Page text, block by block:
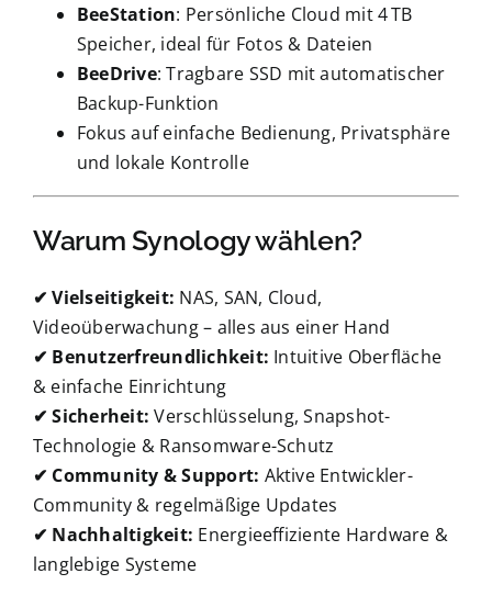
BeeStation: Persönliche Cloud mit 4 TB
Speicher, ideal für Fotos & Dateien
BeeDrive: Tragbare SSD mit automatischer
Backup-Funktion
Fokus auf einfache Bedienung, Privatsphäre
und lokale Kontrolle
Warum Synology wählen?
✔ Vielseitigkeit: NAS, SAN, Cloud,
Videoüberwachung – alles aus einer Hand
✔ Benutzerfreundlichkeit: Intuitive Oberfläche
& einfache Einrichtung
✔ Sicherheit: Verschlüsselung, Snapshot-
Technologie & Ransomware-Schutz
✔ Community & Support: Aktive Entwickler-
Community & regelmäßige Updates
✔ Nachhaltigkeit: Energieeffiziente Hardware &
langlebige Systeme